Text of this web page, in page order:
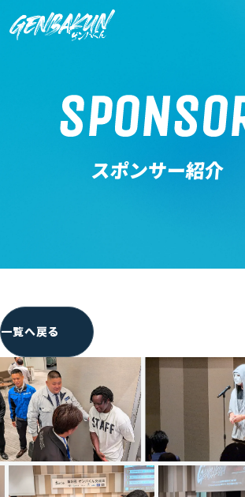
トップ
ゲンバくんとは
交流会実績
SPONSOR-INTRODUCTION
スポンサー様紹介
SPONSOR-RECRUIT
スポンサー様募集
COMPANY
運営情報
スポンサー紹介
一覧へ戻る